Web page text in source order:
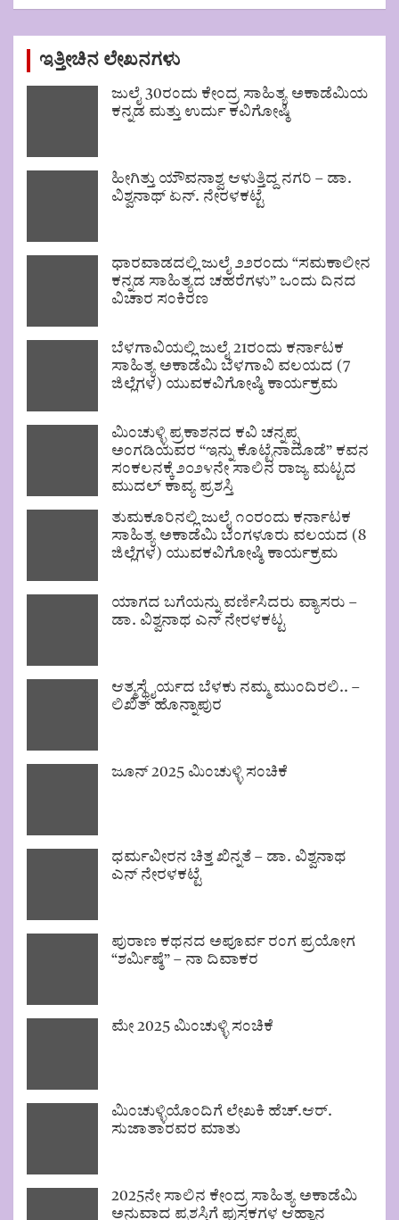
ಇತ್ತೀಚಿನ ಲೇಖನಗಳು
ಜುಲೈ 30ರಂದು ಕೇಂದ್ರ ಸಾಹಿತ್ಯ ಅಕಾಡೆಮಿಯ
ಕನ್ನಡ ಮತ್ತು ಉರ್ದು ಕವಿಗೋಷ್ಠಿ
ಹೀಗಿತ್ತು ಯೌವನಾಶ್ವ ಆಳುತ್ತಿದ್ದ ನಗರಿ – ಡಾ.
ವಿಶ್ವನಾಥ್ ಏನ್. ನೇರಳಕಟ್ಟೆ
ಧಾರವಾಡದಲ್ಲಿ ಜುಲೈ ೨೨ರಂದು “ಸಮಕಾಲೀನ
ಕನ್ನಡ ಸಾಹಿತ್ಯದ ಚಹರೆಗಳು” ಒಂದು ದಿನದ
ವಿಚಾರ ಸಂಕಿರಣ
ಬೆಳಗಾವಿಯಲ್ಲಿ ಜುಲೈ 21ರಂದು ಕರ್ನಾಟಕ
ಸಾಹಿತ್ಯ ಅಕಾಡೆಮಿ ಬೆಳಗಾವಿ ವಲಯದ (7
ಜಿಲ್ಲೆಗಳ) ಯುವಕವಿಗೋಷ್ಠಿ ಕಾರ್ಯಕ್ರಮ
ಮಿಂಚುಳ್ಳಿ ಪ್ರಕಾಶನದ ಕವಿ ಚನ್ನಪ್ಪ
ಅಂಗಡಿಯವರ “ಇನ್ನು ಕೊಟ್ಟೆನಾದೊಡೆ” ಕವನ
ಸಂಕಲನಕ್ಕೆ ೨೦೨೪ನೇ ಸಾಲಿನ ರಾಜ್ಯ ಮಟ್ಟದ
ಮುದಲ್ ಕಾವ್ಯ ಪ್ರಶಸ್ತಿ
ತುಮಕೂರಿನಲ್ಲಿ ಜುಲೈ ೧೦ರಂದು ಕರ್ನಾಟಕ
ಸಾಹಿತ್ಯ ಅಕಾಡೆಮಿ ಬೆಂಗಳೂರು ವಲಯದ (8
ಜಿಲ್ಲೆಗಳ) ಯುವಕವಿಗೋಷ್ಠಿ ಕಾರ್ಯಕ್ರಮ
ಯಾಗದ ಬಗೆಯನ್ನು ವರ್ಣಿಸಿದರು ವ್ಯಾಸರು –
ಡಾ. ವಿಶ್ವನಾಥ ಎನ್ ನೇರಳಕಟ್ಟ
ಆತ್ಮಸ್ಥೈರ್ಯದ ಬೆಳಕು ನಮ್ಮ ಮುಂದಿರಲಿ.. –
ಲಿಖಿತ್ ಹೊನ್ನಾಪುರ
ಜೂನ್ 2025 ಮಿಂಚುಳ್ಳಿ ಸಂಚಿಕೆ
ಧರ್ಮವೀರನ ಚಿತ್ತ ಖಿನ್ನತೆ – ಡಾ. ವಿಶ್ವನಾಥ
ಎನ್ ನೇರಳಕಟ್ಟೆ
ಪುರಾಣ ಕಥನದ ಅಪೂರ್ವ ರಂಗ ಪ್ರಯೋಗ
“ಶರ್ಮಿಷ್ಠೆ” – ನಾ ದಿವಾಕರ
ಮೇ 2025 ಮಿಂಚುಳ್ಳಿ ಸಂಚಿಕೆ
ಮಿಂಚುಳ್ಳಿಯೊಂದಿಗೆ ಲೇಖಕಿ ಹೆಚ್.ಆರ್.
ಸುಜಾತಾರವರ ಮಾತು
2025ನೇ ಸಾಲಿನ ಕೇಂದ್ರ ಸಾಹಿತ್ಯ ಅಕಾಡೆಮಿ
ಅನುವಾದ ಪ್ರಶಸ್ತಿಗೆ ಪುಸ್ತಕಗಳ ಆಹ್ವಾನ